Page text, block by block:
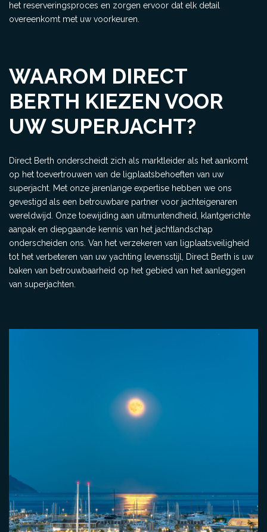
het reserveringsproces en zorgen ervoor dat elk detail
overeenkomt met uw voorkeuren.
WAAROM DIRECT
BERTH KIEZEN VOOR
UW SUPERJACHT?
Direct Berth onderscheidt zich als marktleider als het aankomt
op het toevertrouwen van de ligplaatsbehoeften van uw
superjacht. Met onze jarenlange expertise hebben we ons
gevestigd als een betrouwbare partner voor jachteigenaren
wereldwijd. Onze toewijding aan uitmuntendheid, klantgerichte
aanpak en diepgaande kennis van het jachtlandschap
onderscheiden ons. Van het verzekeren van ligplaatsveiligheid
tot het verbeteren van uw yachting levensstijl, Direct Berth is uw
baken van betrouwbaarheid op het gebied van het aanleggen
van superjachten.